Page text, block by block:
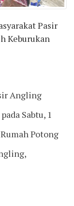
Pasir
Keburukan
Angling
Sabtu, 1
Potong